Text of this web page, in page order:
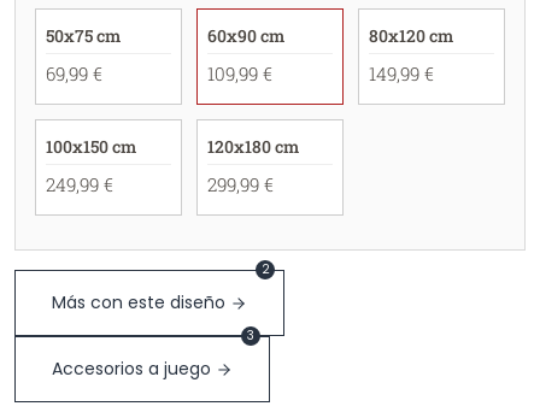
50x75 cm
69,99 €
60x90 cm
109,99 €
80x120 cm
149,99 €
100x150 cm
249,99 €
120x180 cm
299,99 €
Más con este diseño
2
Accesorios a juego
3